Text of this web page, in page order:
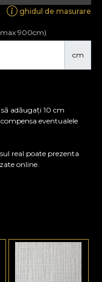
ghidul de masurare
cm
900cm)
adăugați 10 cm
eventualele
real poate prezenta
online.